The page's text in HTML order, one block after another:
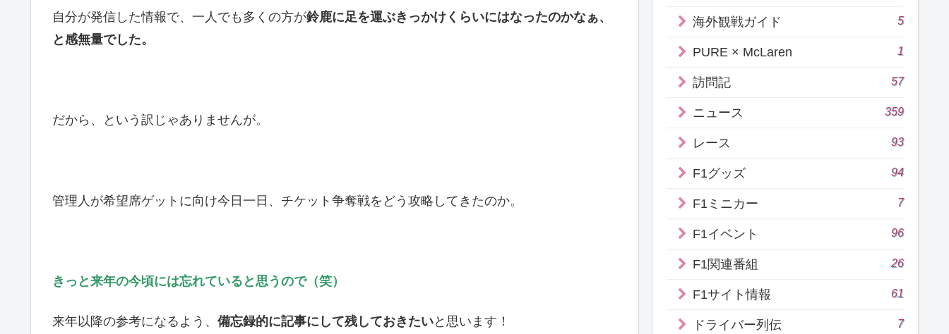
自分が発信した情報で、一人でも多くの方が鈴鹿に足を運ぶきっかけくらいにはなったのかなぁ、
と感無量でした。
だから、という訳じゃありませんが。
管理人が希望席ゲットに向け今日一日、チケット争奪戦をどう攻略してきたのか。
きっと来年の今頃には忘れていると思うので（笑）
来年以降の参考になるよう、 備忘録的に記事にして残しておきたいと思います！
海外観戦ガイド 5
PURE × McLaren 1
訪問記 57
ニュース 359
レース 93
F1グッズ 94
F1ミニカー 7
F1イベント 96
F1関連番組 26
F1サイト情報 61
ドライバー列伝 7